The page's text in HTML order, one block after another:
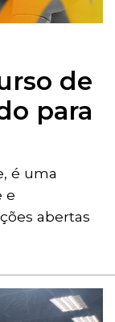
de
para
é uma
e
abertas